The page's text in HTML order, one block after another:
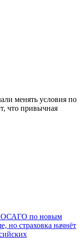
менять условия по
что привычная
ОСАГО по новым
но страховка начнёт